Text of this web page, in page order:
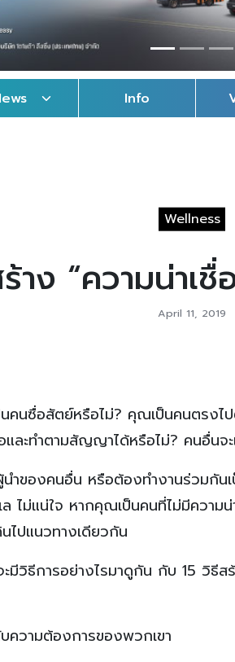
Info
Wellness
าง “ความน่าเ
April 11, 2019
นซื่อสัตย์หรือไม่? คุณเป็นคนตรงไป
ะทำตามสัญญาได้หรือไม่? คนอื่นจะ
ของคนอื่น หรือต้องทำงานร่วมกันเ
ไม่แน่ใจ หากคุณเป็นคนที่ไม่มีความ
ไปแนวทางเดียวกัน
วิธีการอย่างไรมาดูกัน กับ 15 วิธีส
วามต้องการของพวกเขา